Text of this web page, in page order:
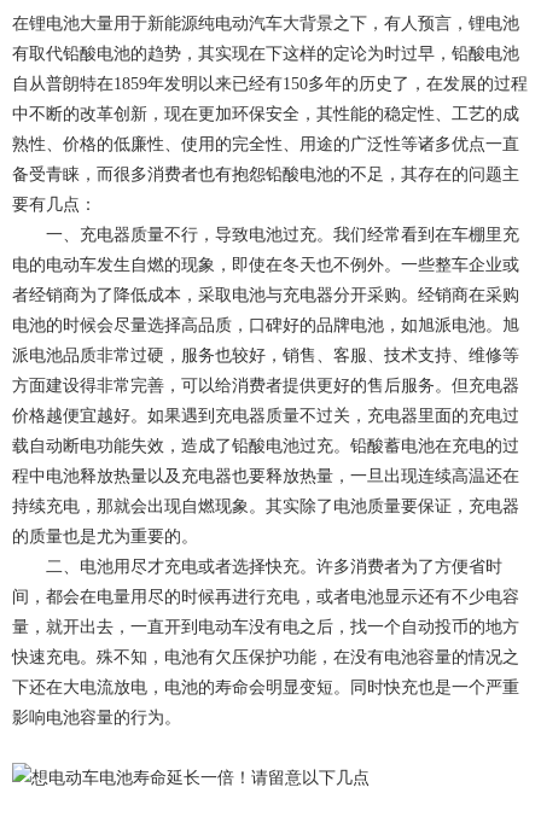
在锂电池大量用于新能源纯电动汽车大背景之下，有人预言，锂电池
有取代铅酸电池的趋势，其实现在下这样的定论为时过早，铅酸电池
自从普朗特在1859年发明以来已经有150多年的历史了，在发展的过程
中不断的改革创新，现在更加环保安全，其性能的稳定性、工艺的成
熟性、价格的低廉性、使用的完全性、用途的广泛性等诸多优点一直
备受青睐，而很多消费者也有抱怨铅酸电池的不足，其存在的问题主
要有几点：
一、充电器质量不行，导致电池过充。我们经常看到在车棚里充
电的电动车发生自燃的现象，即使在冬天也不例外。一些整车企业或
者经销商为了降低成本，采取电池与充电器分开采购。经销商在采购
电池的时候会尽量选择高品质，口碑好的品牌电池，如旭派电池。旭
派电池品质非常过硬，服务也较好，销售、客服、技术支持、维修等
方面建设得非常完善，可以给消费者提供更好的售后服务。但充电器
价格越便宜越好。如果遇到充电器质量不过关，充电器里面的充电过
载自动断电功能失效，造成了铅酸电池过充。铅酸蓄电池在充电的过
程中电池释放热量以及充电器也要释放热量，一旦出现连续高温还在
持续充电，那就会出现自燃现象。其实除了电池质量要保证，充电器
的质量也是尤为重要的。
二、电池用尽才充电或者选择快充。许多消费者为了方便省时
间，都会在电量用尽的时候再进行充电，或者电池显示还有不少电容
量，就开出去，一直开到电动车没有电之后，找一个自动投币的地方
快速充电。殊不知，电池有欠压保护功能，在没有电池容量的情况之
下还在大电流放电，电池的寿命会明显变短。同时快充也是一个严重
影响电池容量的行为。